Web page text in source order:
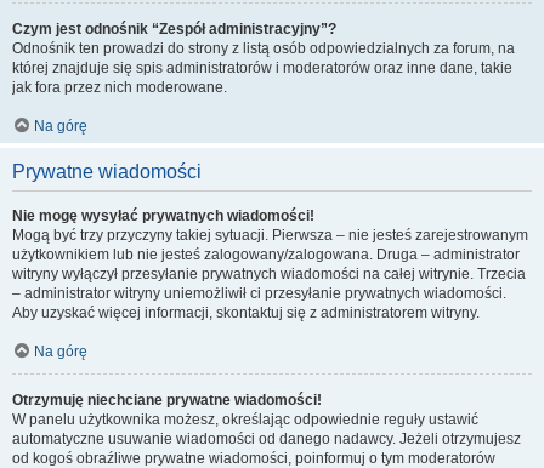
Czym jest odnośnik “Zespół administracyjny”?
Odnośnik ten prowadzi do strony z listą osób odpowiedzialnych za forum, na
której znajduje się spis administratorów i moderatorów oraz inne dane, takie
jak fora przez nich moderowane.
Na górę
Prywatne wiadomości
Nie mogę wysyłać prywatnych wiadomości!
Mogą być trzy przyczyny takiej sytuacji. Pierwsza – nie jesteś zarejestrowanym
użytkownikiem lub nie jesteś zalogowany/zalogowana. Druga – administrator
witryny wyłączył przesyłanie prywatnych wiadomości na całej witrynie. Trzecia
– administrator witryny uniemożliwił ci przesyłanie prywatnych wiadomości.
Aby uzyskać więcej informacji, skontaktuj się z administratorem witryny.
Na górę
Otrzymuję niechciane prywatne wiadomości!
W panelu użytkownika możesz, określając odpowiednie reguły ustawić
automatyczne usuwanie wiadomości od danego nadawcy. Jeżeli otrzymujesz
od kogoś obraźliwe prywatne wiadomości, poinformuj o tym moderatorów